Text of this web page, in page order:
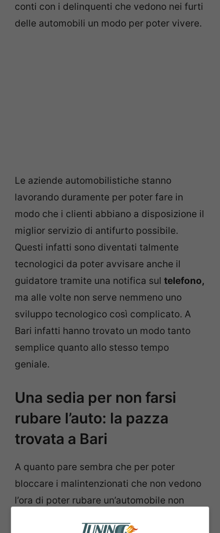
conti con i delinquenti che vedono nei furti
delle automobili un modo per poter vivere.
Le aziende automobilistiche stanno
lavorando duramente per poter fare in
modo che i clienti abbiano a disposizione il
miglior servizio di antifurto possibile.
Questi infatti sono diventati talmente
tecnologici da poter avvisare anche il
guidatore tramite una notifica sul telefono,
ma alle volte non serve nemmeno uno
sviluppo tecnologico così complicato. A
Bari infatti hanno trovato un modo tanto
semplice quanto allo stesso tempo
geniale.
Una sedia per non farsi
rubare l’auto: la pazza
trovata a Bari
A quanto pare sembra che per poter
bloccare i malintenzionati che non vedono
l’ora di poter rubare un’automobile non